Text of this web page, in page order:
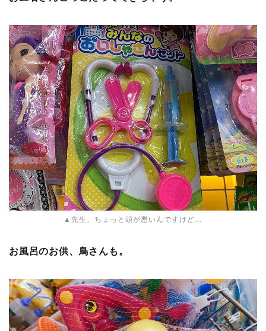
▲先生、ちょっと頭が悪いんですけど…
お風呂のお供、鳥さんも。